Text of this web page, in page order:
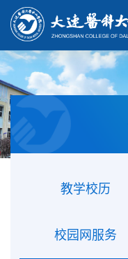
教学校历
校园网服务